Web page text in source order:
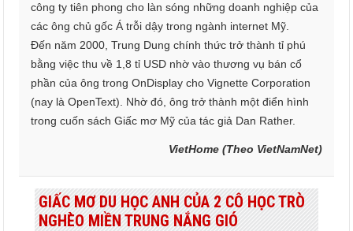
công ty tiên phong cho làn sóng những doanh nghiệp của
các ông chủ gốc Á trỗi dậy trong ngành internet Mỹ.
Đến năm 2000, Trung Dung chính thức trở thành tỉ phú
bằng việc thu về 1,8 tỉ USD nhờ vào thương vụ bán cổ
phần của ông trong OnDisplay cho Vignette Corporation
(nay là OpenText). Nhờ đó, ông trở thành một điển hình
trong cuốn sách Giấc mơ Mỹ của tác giả Dan Rather.
VietHome (Theo VietNamNet)
GIẤC MƠ DU HỌC ANH CỦA 2 CÔ HỌC TRÒ
NGHÈO MIỀN TRUNG NẮNG GIÓ